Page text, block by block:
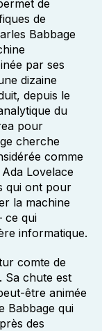
de
de
Babbage
par ses
dizaine
depuis le
du
pour
cherche
comme
Lovelace
qui ont pour
la machine
ce qui
informatique.
comte de
Sa chute est
être animée
Babbage qui
des